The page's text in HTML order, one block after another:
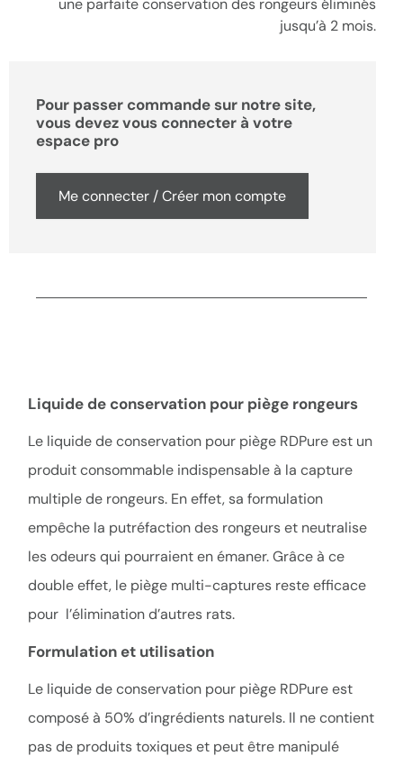
une parfaite conservation des rongeurs éliminés
jusqu’à 2 mois.
Pour passer commande sur notre site,
vous devez vous connecter à votre
espace pro
Me connecter / Créer mon compte
Liquide de conservation pour piège rongeurs
Le liquide de conservation pour piège RDPure est un
produit consommable indispensable à la capture
multiple de rongeurs. En effet, sa formulation
empêche la putréfaction des rongeurs et neutralise
les odeurs qui pourraient en émaner. Grâce à ce
double effet, le piège multi-captures reste efficace
pour l’élimination d’autres rats.
Formulation et utilisation
Le liquide de conservation pour piège RDPure est
composé à 50% d’ingrédients naturels. Il ne contient
pas de produits toxiques et peut être manipulé